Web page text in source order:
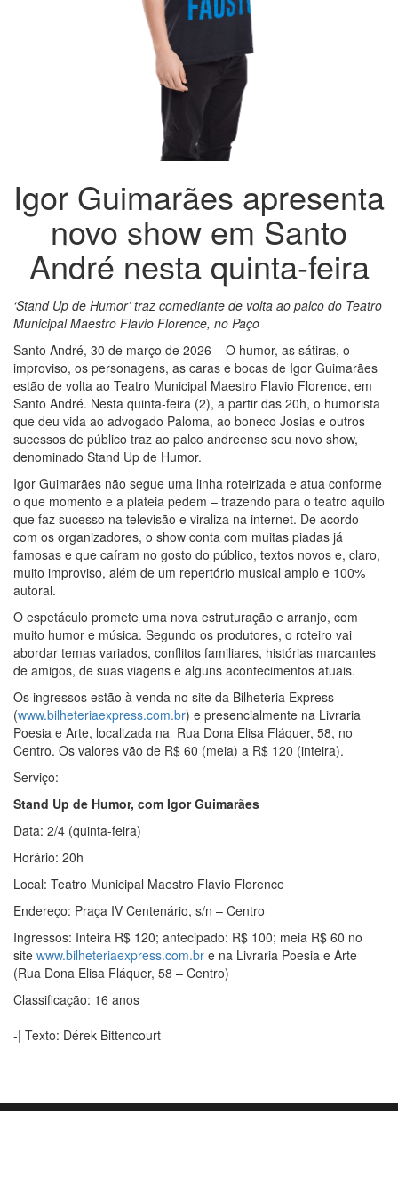
Igor Guimarães apresenta
novo show em Santo
André nesta quinta-feira
‘Stand Up de Humor’ traz comediante de volta ao palco do Teatro
Municipal Maestro Flavio Florence, no Paço
Santo André, 30 de março de 2026 – O humor, as sátiras, o
improviso, os personagens, as caras e bocas de Igor Guimarães
estão de volta ao Teatro Municipal Maestro Flavio Florence, em
Santo André. Nesta quinta-feira (2), a partir das 20h, o humorista
que deu vida ao advogado Paloma, ao boneco Josias e outros
sucessos de público traz ao palco andreense seu novo show,
denominado Stand Up de Humor.
Igor Guimarães não segue uma linha roteirizada e atua conforme
o que momento e a plateia pedem – trazendo para o teatro aquilo
que faz sucesso na televisão e viraliza na internet. De acordo
com os organizadores, o show conta com muitas piadas já
famosas e que caíram no gosto do público, textos novos e, claro,
muito improviso, além de um repertório musical amplo e 100%
autoral.
O espetáculo promete uma nova estruturação e arranjo, com
muito humor e música. Segundo os produtores, o roteiro vai
abordar temas variados, conflitos familiares, histórias marcantes
de amigos, de suas viagens e alguns acontecimentos atuais.
Os ingressos estão à venda no site da Bilheteria Express
(www.bilheteriaexpress.com.br) e presencialmente na Livraria
Poesia e Arte, localizada na Rua Dona Elisa Fláquer, 58, no
Centro. Os valores vão de R$ 60 (meia) a R$ 120 (inteira).
Serviço:
Stand Up de Humor, com Igor Guimarães
Data: 2/4 (quinta-feira)
Horário: 20h
Local: Teatro Municipal Maestro Flavio Florence
Endereço: Praça IV Centenário, s/n – Centro
Ingressos: Inteira R$ 120; antecipado: R$ 100; meia R$ 60 no
site www.bilheteriaexpress.com.br e na Livraria Poesia e Arte
(Rua Dona Elisa Fláquer, 58 – Centro)
Classificação: 16 anos
-| Texto: Dérek Bittencourt